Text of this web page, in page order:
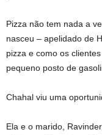
Pizza não tem nada a
nasceu – apelidado de
pizza e como os
pequeno posto de
Chahal viu uma
Ela e o marido,